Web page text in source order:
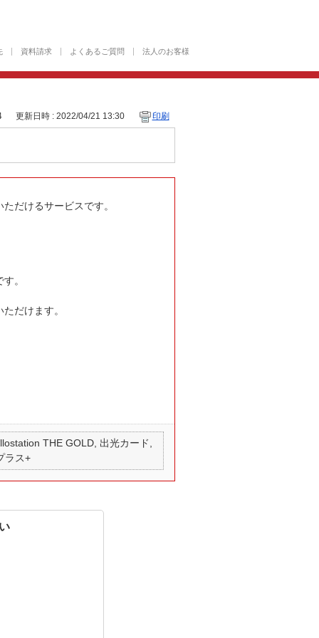
資料請求 よくあるご質問 法人のお客様
更新日時 : 2022/04/21 13:30 印刷
だけるサービスです。
。
だけます。
THE GOLD, 出光カード,
ラス+